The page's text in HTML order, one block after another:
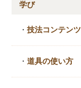
学び
・技法コンテンツ
・道具の使い方